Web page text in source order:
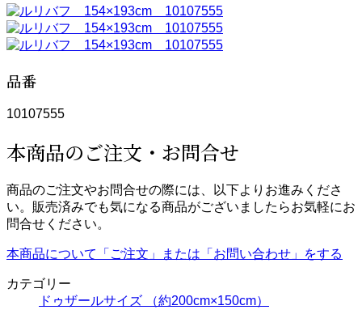
品番
10107555
本商品のご注文・お問合せ
商品のご注文やお問合せの際には、以下よりお進みくださ
い。販売済みでも気になる商品がございましたらお気軽にお
問合せください。
本商品について「ご注文」または「お問い合わせ」をする
カテゴリー
ドゥザールサイズ （約200cm×150cm）